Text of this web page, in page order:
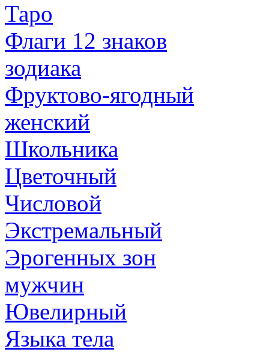
Таро
Флаги 12 знаков
зодиака
Фруктово-ягодный
женский
Школьника
Цветочный
Числовой
Экстремальный
Эрогенных зон
мужчин
Ювелирный
Языка тела